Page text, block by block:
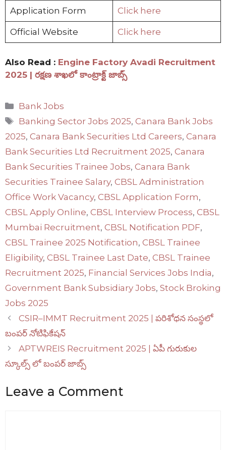
Application Form Click here
Official Website Click here
Also Read : Engine Factory Avadi Recruitment
2025 | రక్షణ శాఖలో కాంట్రాక్ట్ జాబ్స్
Categories
Bank Jobs
Tags
Banking Sector Jobs 2025,Canara Bank Jobs
2025, Canara Bank Securities Ltd Careers, Canara
Bank Securities Ltd Recruitment 2025, Canara
Bank Securities Trainee Jobs, Canara Bank
Securities Trainee Salary, CBSL Administration
Office Work Vacancy, CBSL Application Form,
CBSL Apply Online, CBSL Interview Process, CBSL
Mumbai Recruitment, CBSL Notification PDF,
CBSL Trainee 2025 Notification, CBSL Trainee
Eligibility, CBSL Trainee Last Date, CBSL Trainee
Recruitment 2025, Financial Services Jobs India,
Government Bank Subsidiary Jobs, Stock Broking
Jobs 2025
CSIR–IMMT Recruitment 2025 | పరిశోధన సంస్థలో
బంపర్ నోటిఫికేషన్
APTWREIS Recruitment 2025 | ఏపీ గురుకుల
స్కూల్స్ లో బంపర్ జాబ్స్
Leave a Comment